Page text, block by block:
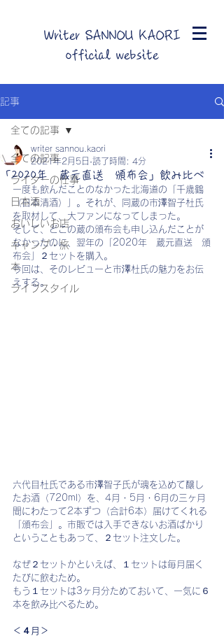
Writer SANNOU KAORI
official website
記事
全ての記事
ライターの仕事
日本酒
おいしいお店
キャンプ・旅
本
ライフスタイル
全ての記事
「2020年 蔵元直送 頒布会」飲み比べ
writer sannou.kaori
2021年2月5日 読了時間: 4分
一度も飲んだことのなかった北海道の「千歳鶴
（日本清酒）」。それが、同蔵の市澤智子杜氏
を取材して、大ファンになってしまった。
そして、どこの蔵の頒布会も申し込んだことが
なかったのに、翌年の「2020年　蔵元直送　頒
布会」２セットを購入。
今回は、そのレビューと市澤杜氏の魅力をお伝
えする。
六代目杜氏である市澤智子氏が魂を込めて醸し
たお酒（720ml）を、4月・5月・6月の三ヶ月
間にわたって2本ずつ（合計6本）届けてくれる
「頒布会」。市販では入手できないお酒ばかり
ということもあって、２セット注文した。
なぜ２セットかといえば、１セットは毎月届く
たびに飲むため。
もう１セットは3ヶ月分ためておいて、一気に６
本を飲み比べるため。
＜４月＞